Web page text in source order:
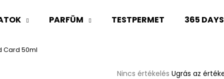
PARFÜM TESTPERMET 365 DAYS
Card 50ml
A
Nincs értékelés Ugrás az